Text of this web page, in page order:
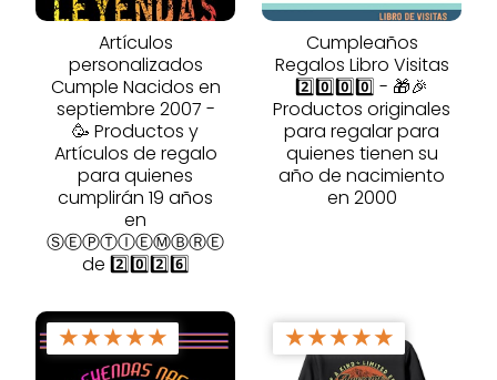
Artículos
personalizados
Cumple Nacidos en
septiembre 2007 -
🥳 Productos y
Artículos de regalo
para quienes
cumplirán 19 años
en
ⓈⒺⓅⓉⒾⒺⓂⒷⓇⒺ
de 2️⃣0️⃣2️⃣6️⃣
Cumpleaños
Regalos Libro Visitas
2️⃣0️⃣0️⃣0️⃣ - 🎁🎉
Productos originales
para regalar para
quienes tienen su
año de nacimiento
en 2000
★★★★★ ★★★★★